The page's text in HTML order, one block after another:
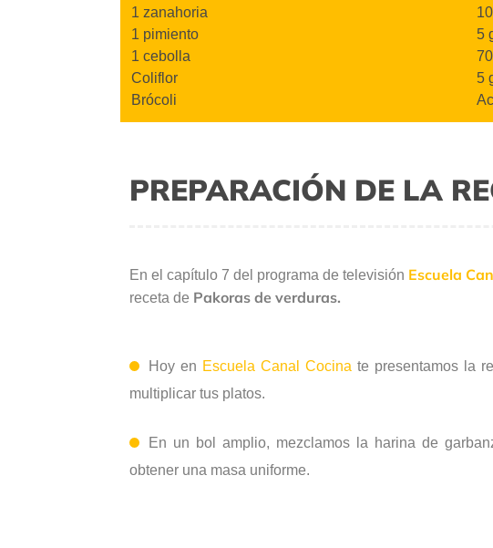
1 zanahoria
1 pimiento
1 cebolla
Coliflor
Brócoli
5
5
PREPARACIÓN DE LA
En el capítulo 7 del programa de televisión Escuela
receta de Pakoras de verduras.
Hoy en Escuela Canal Cocina te presentamos la
multiplicar tus platos.
En un bol amplio, mezclamos la harina de
obtener una masa uniforme.